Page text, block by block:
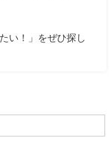
い！」をぜひ探し